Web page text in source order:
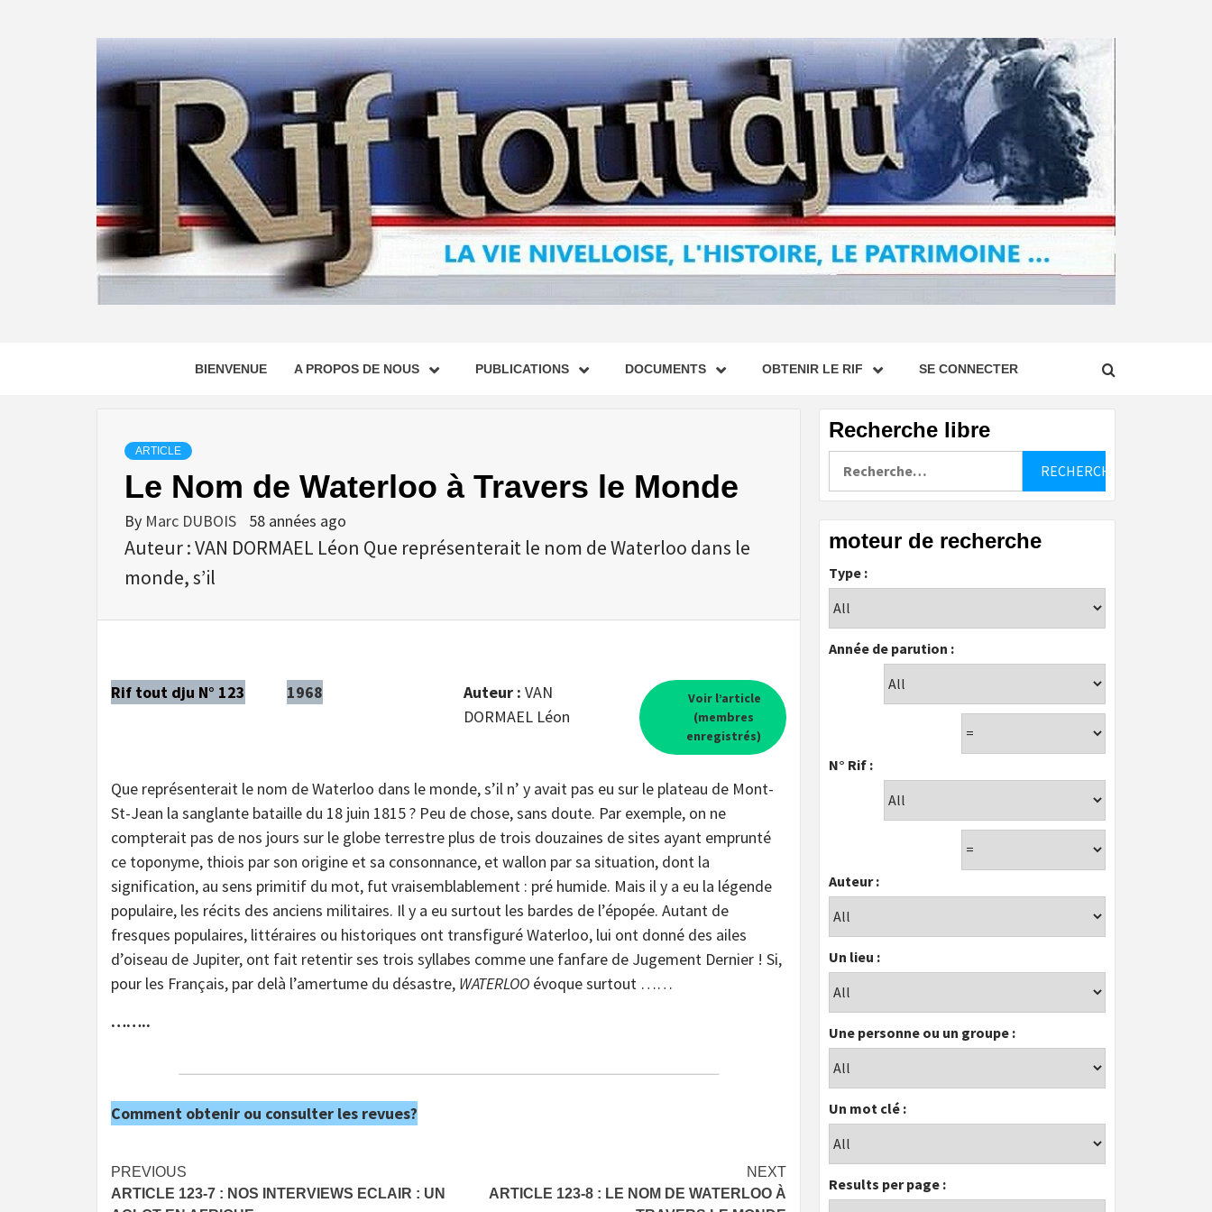
BIENVENUE A PROPOS DE NOUS PUBLICATIONS DOCUMENTS OBTENIR LE RIF SE CONNECTER
ARTICLE
Le Nom de Waterloo à Travers le Monde
By Marc DUBOIS 58 années ago
Auteur : VAN DORMAEL Léon Que représenterait le nom de Waterloo dans le
monde, s’il
Rif tout dju N° 123 1968 Auteur : VAN
DORMAEL Léon
Voir l’article
(membres
enregistrés)
Que représenterait le nom de Waterloo dans le monde, s’il n’ y avait pas eu sur le plateau de Mont-
St-Jean la sanglante bataille du 18 juin 1815 ? Peu de chose, sans doute. Par exemple, on ne
compterait pas de nos jours sur le globe terrestre plus de trois douzaines de sites ayant emprunté
ce toponyme, thiois par son origine et sa consonnance, et wallon par sa situation, dont la
signification, au sens primitif du mot, fut vraisemblablement : pré humide. Mais il y a eu la légende
populaire, les récits des anciens militaires. Il y a eu surtout les bardes de l’épopée. Autant de
fresques populaires, littéraires ou historiques ont transfiguré Waterloo, lui ont donné des ailes
d’oiseau de Jupiter, ont fait retentir ses trois syllabes comme une fanfare de Jugement Dernier ! Si,
pour les Français, par delà l’amertume du désastre, WATERLOO évoque surtout ……
……..
Comment obtenir ou consulter les revues?
Post
navigation
PREVIOUS
ARTICLE 123-7 : NOS INTERVIEWS ECLAIR : UN
NEXT
ARTICLE 123-8 : LE NOM DE WATERLOO À
Recherche libre
moteur de recherche
Type :
Année de parution :
N° Rif :
Auteur :
Un lieu :
Une personne ou un groupe :
Un mot clé :
Results per page :